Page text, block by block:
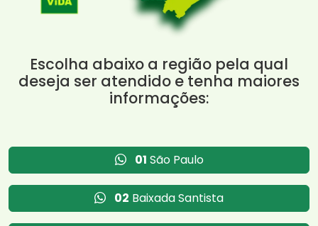
Escolha abaixo a região pela qual
deseja ser atendido e tenha maiores
informações:
01 São Paulo
02 Baixada Santista